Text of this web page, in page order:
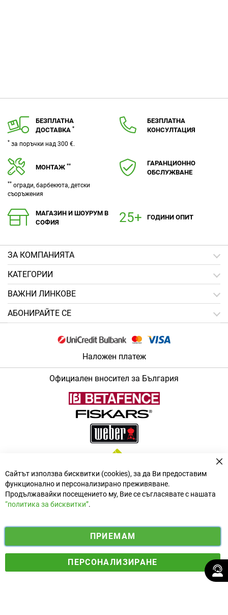
БЕЗПЛАТНА
ДОСТАВКА *
* за поръчки над 300 €.
БЕЗПЛАТНА
КОНСУЛТАЦИЯ
МОНТАЖ **
** огради, барбекюта, детски
съоръжения
ГАРАНЦИОННО
ОБСЛУЖВАНЕ
МАГАЗИН И ШОУРУМ В
СОФИЯ
ГОДИНИ ОПИТ
ЗA КОМПАНИЯТА
КАТЕГОРИИ
ВАЖНИ ЛИНКОВЕ
АБОНИРАЙТЕ СЕ
Наложен платеж
Официален вносител за България
© 2025 Ogradina.bg Всички права запазени. | Обменен курс:
f
a
i
n
s
y
o
u
Електронен магазин
Сайтът използва бисквитки (cookies), за да Ви предоставим
функционално и персонализирано преживяване.
Продължавайки посещението му, Вие се съгласявате с нашата
“политика за бисквитки”.
ПРИЕМАМ
ПЕРСОНАЛИЗИРАНЕ